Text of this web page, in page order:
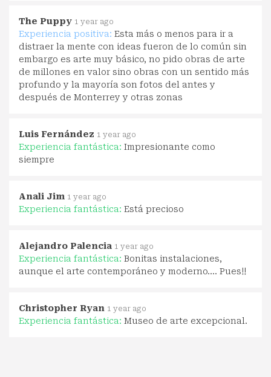
The Puppy 1 year ago
Experiencia positiva: Esta más o menos para ir a
distraer la mente con ideas fueron de lo común sin
embargo es arte muy básico, no pido obras de arte
de millones en valor sino obras con un sentido más
profundo y la mayoría son fotos del antes y
después de Monterrey y otras zonas
Luis Fernández 1 year ago
Experiencia fantástica: Impresionante como
siempre
Anali Jim 1 year ago
Experiencia fantástica: Está precioso
Alejandro Palencia 1 year ago
Experiencia fantástica: Bonitas instalaciones,
aunque el arte contemporáneo y moderno…. Pues!!
Christopher Ryan 1 year ago
Experiencia fantástica: Museo de arte excepcional.